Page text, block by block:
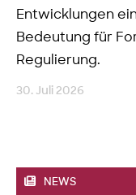
Entwicklungen
Bedeutung für
Regulierung.
30. Juli 2026
NEWS